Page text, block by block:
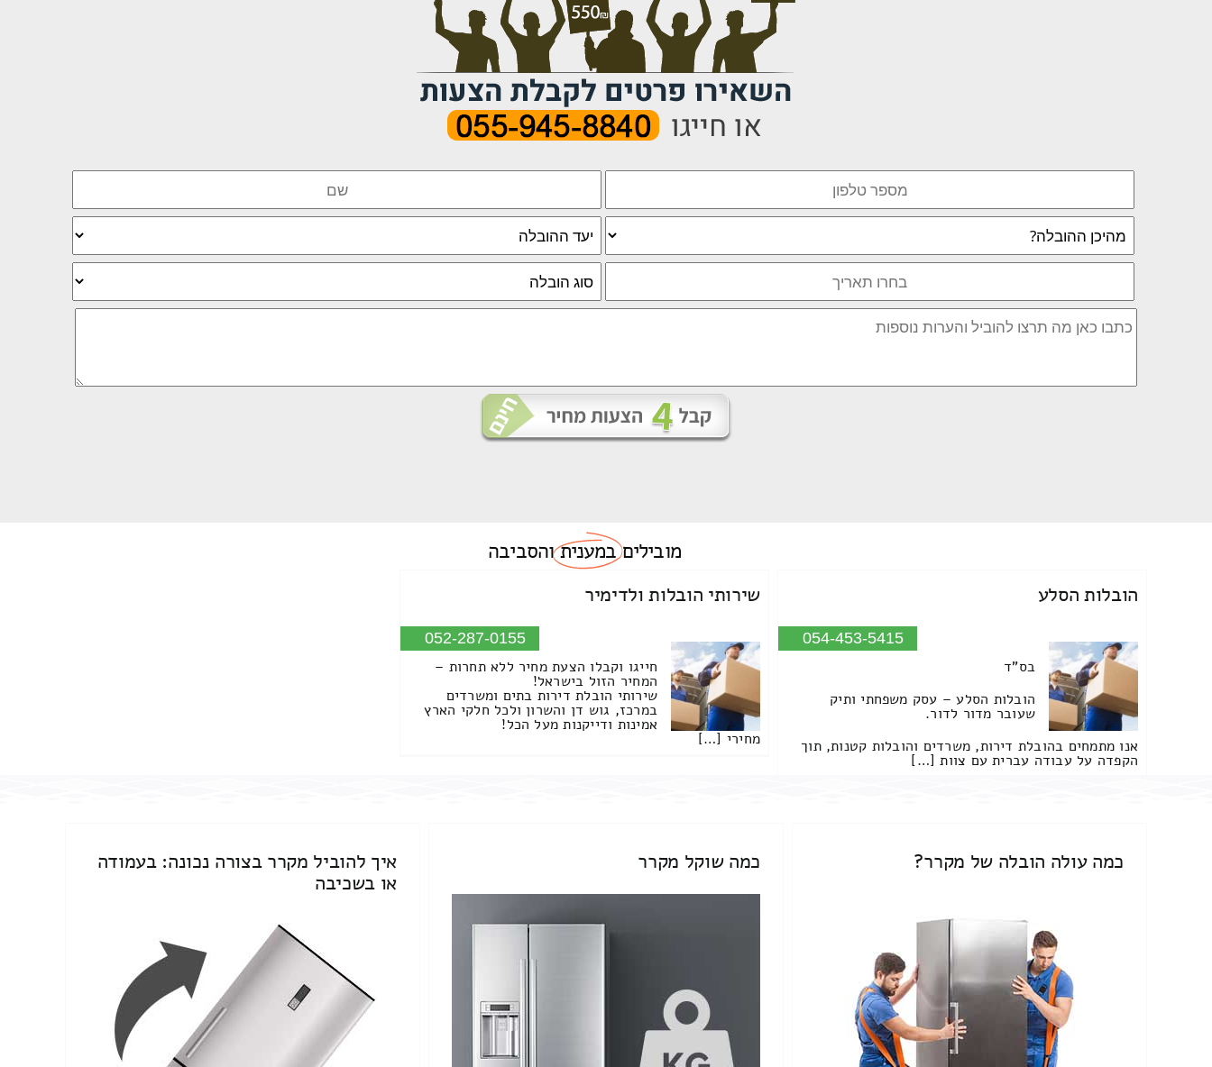
מוביליםבמעניתוהסביבה
הובלות הסלע
054-453-5415
בס"ד
הובלות הסלע – עסק משפחתי ותיק
שעובר מדור לדור.
אנו מתמחים בהובלת דירות, משרדים והובלות קטנות, תוך
הקפדה על עבודה עברית עם צוות […]
שירותי הובלות ולדימיר
052-287-0155
חייגו וקבלו הצעת מחיר ללא תחרות –
המחיר הזול בישראל!
שירותי הובלת דירות בתים ומשרדים
במרכז, גוש דן והשרון ולכל חלקי הארץ
אמינות ודייקנות מעל הכל!
מחירי […]
כמה עולה הובלה של מקרר? כמה שוקל מקרר
איך להוביל מקרר בצורה נכונה: בעמודה
או בשכיבה